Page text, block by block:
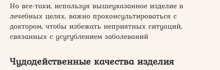
Но все-таки, используя вышеуказанное изделие в
лечебных целях, важно проконсультироваться с
доктором, чтобы избежать неприятных ситуаций,
связанных с усугублением заболеваний
Чудодейственные качества изделия